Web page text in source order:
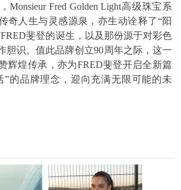
Monsieur Fred Golden Light高级珠宝系
奇人生与灵感源泉，亦生动诠释了“阳
斐登的诞生，以及那份源于对彩色
胆识。值此品牌创立90周年之际，这一
辉煌传承，亦为FRED斐登开启全新篇
”的品牌理念，迎向充满无限可能的未